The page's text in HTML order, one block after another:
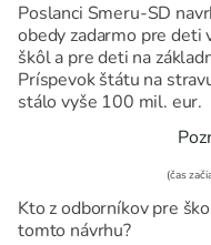
Poslanci Smeru-SD
obedy zadarmo pre deti
škôl a pre deti na
Príspevok štátu na
stálo vyše 100 mil. eur.
(čas
Kto z odborníkov pre
tomto návrhu?